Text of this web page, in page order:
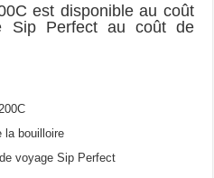
est disponible au coût
Sip Perfect au coût de
la bouilloire
voyage Sip Perfect